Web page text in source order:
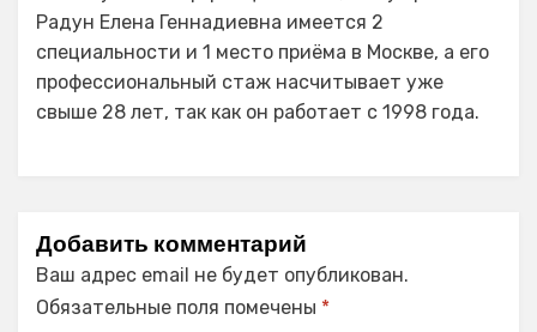
Радун Елена Геннадиевна имеется 2
специальности и 1 место приёма в Москве, а его
профессиональный стаж насчитывает уже
свыше 28 лет, так как он работает с 1998 года.
Добавить комментарий
Ваш адрес email не будет опубликован.
Обязательные поля помечены *